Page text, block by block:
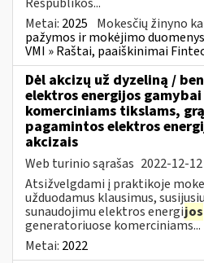
Metai: 2025 Mokesčių žinyno
pažymos ir mokėjimo
VMI » Raštai, paaiškinimai
Dėl akcizų už dyzeliną /
elektros energijos
komerciniams tikslams,
pagamintos elektros
akcizais
Web turinio sąrašas 2022-12-12
Atsižvelgdami į praktikoje
užduodamus klausimus,
sunaudojimu elektros energijos
generatoriuose komerciniams...
Metai: 2022